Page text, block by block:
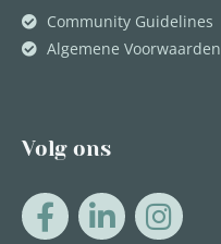
Community Guidelines
Algemene Voorwaarden
Volg ons